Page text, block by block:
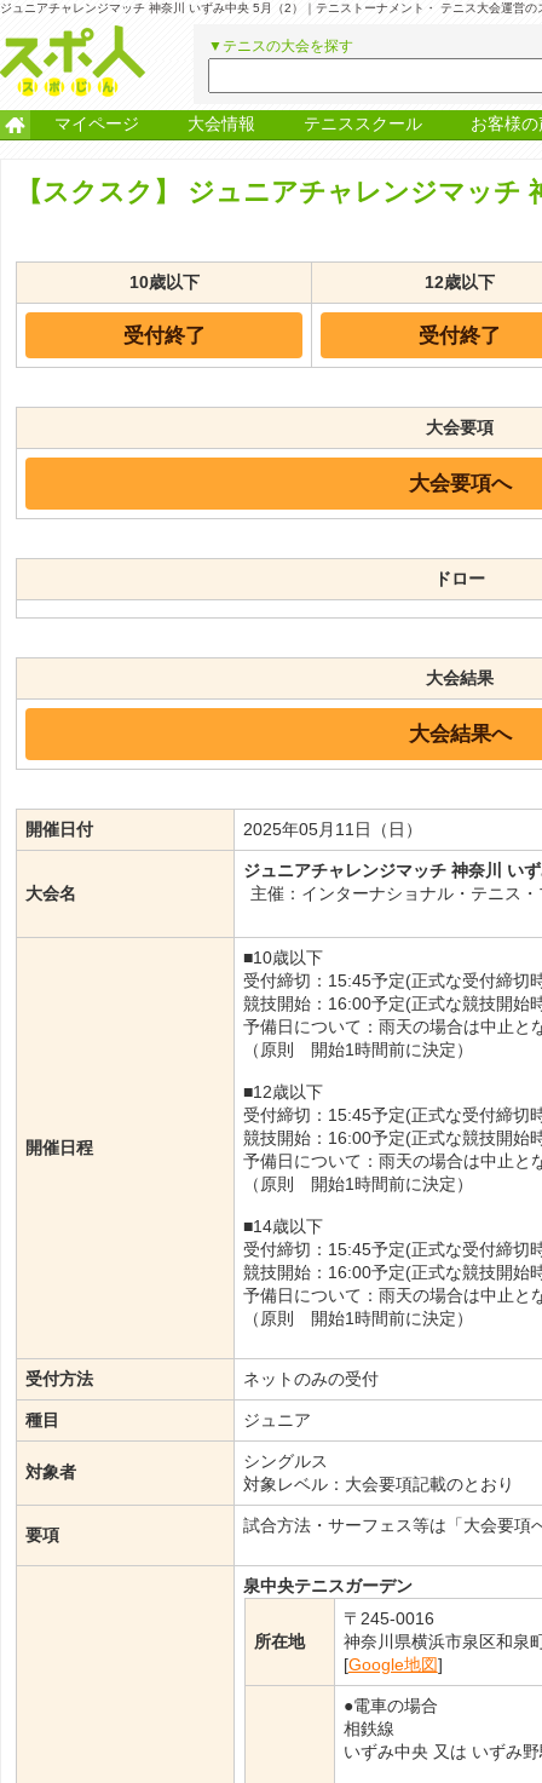
ジュニアチャレンジマッチ 神奈川 いずみ中央 5月（2）｜テニストーナメント・ テニス大会運営の
▼テニスの大会を探す
マイページ 大会情報 テニススクール お客様の
【スクスク】 ジュニアチャレンジマッチ
10歳以下 12歳以下
受付終了 受付終了
大会要項
大会要項へ
ドロー
大会結果
大会結果へ
開催日付 2025年05月11日（日）
大会名
ジュニアチャレンジマッチ 神奈川 い
主催：インターナショナル・テニス
開催日程
■10歳以下
受付締切：15:45予定(正式な受付締切
競技開始：16:00予定(正式な競技開始
予備日について：雨天の場合は中止と
（原則 開始1時間前に決定）
■12歳以下
受付締切：15:45予定(正式な受付締切
競技開始：16:00予定(正式な競技開始
予備日について：雨天の場合は中止と
（原則 開始1時間前に決定）
■14歳以下
受付締切：15:45予定(正式な受付締切
競技開始：16:00予定(正式な競技開始
予備日について：雨天の場合は中止と
（原則 開始1時間前に決定）
受付方法 ネットのみの受付
種目 ジュニア
対象者
シングルス
対象レベル：大会要項記載のとおり
要項 試合方法・サーフェス等は「大会要項
泉中央テニスガーデン
所在地
〒245-0016
神奈川県横浜市泉区和泉
[Google地図]
●電車の場合
相鉄線
いずみ中央 又は いずみ